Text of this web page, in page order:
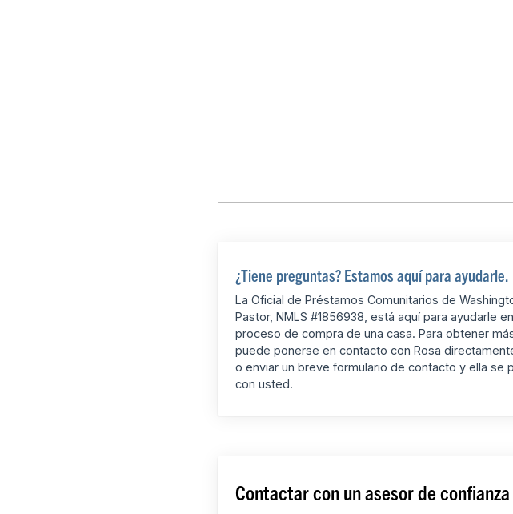
¿Tiene preguntas? Estamos aquí para ayudarle.
La Oficial de Préstamos Comunitarios de
Pastor, NMLS #1856938, está aquí para ayudarle
proceso de compra de una casa. Para obtener
puede ponerse en contacto con Rosa
o enviar un breve formulario de contacto y ella se
con usted.
Contactar con un asesor de confianza